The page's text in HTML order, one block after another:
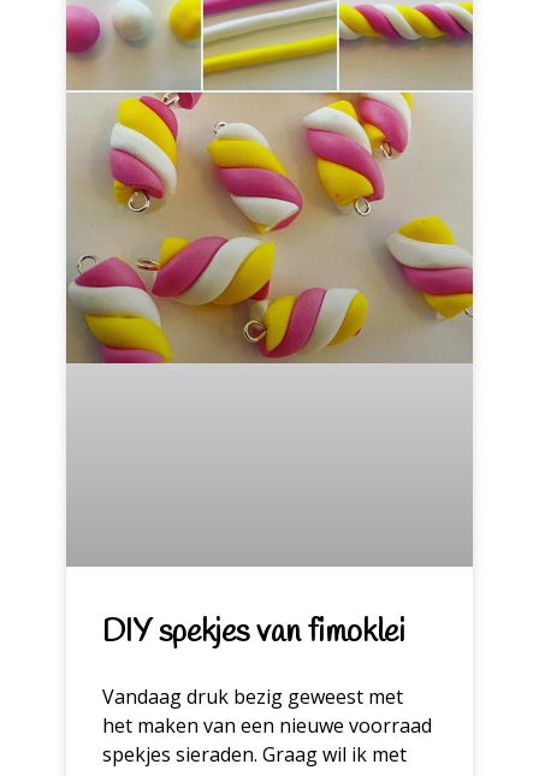
DIY spekjes van fimoklei
Vandaag druk bezig geweest met
het maken van een nieuwe voorraad
spekjes sieraden. Graag wil ik met